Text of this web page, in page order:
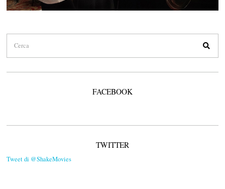
FACEBOOK
TWITTER
Tweet di @ShakeMovies